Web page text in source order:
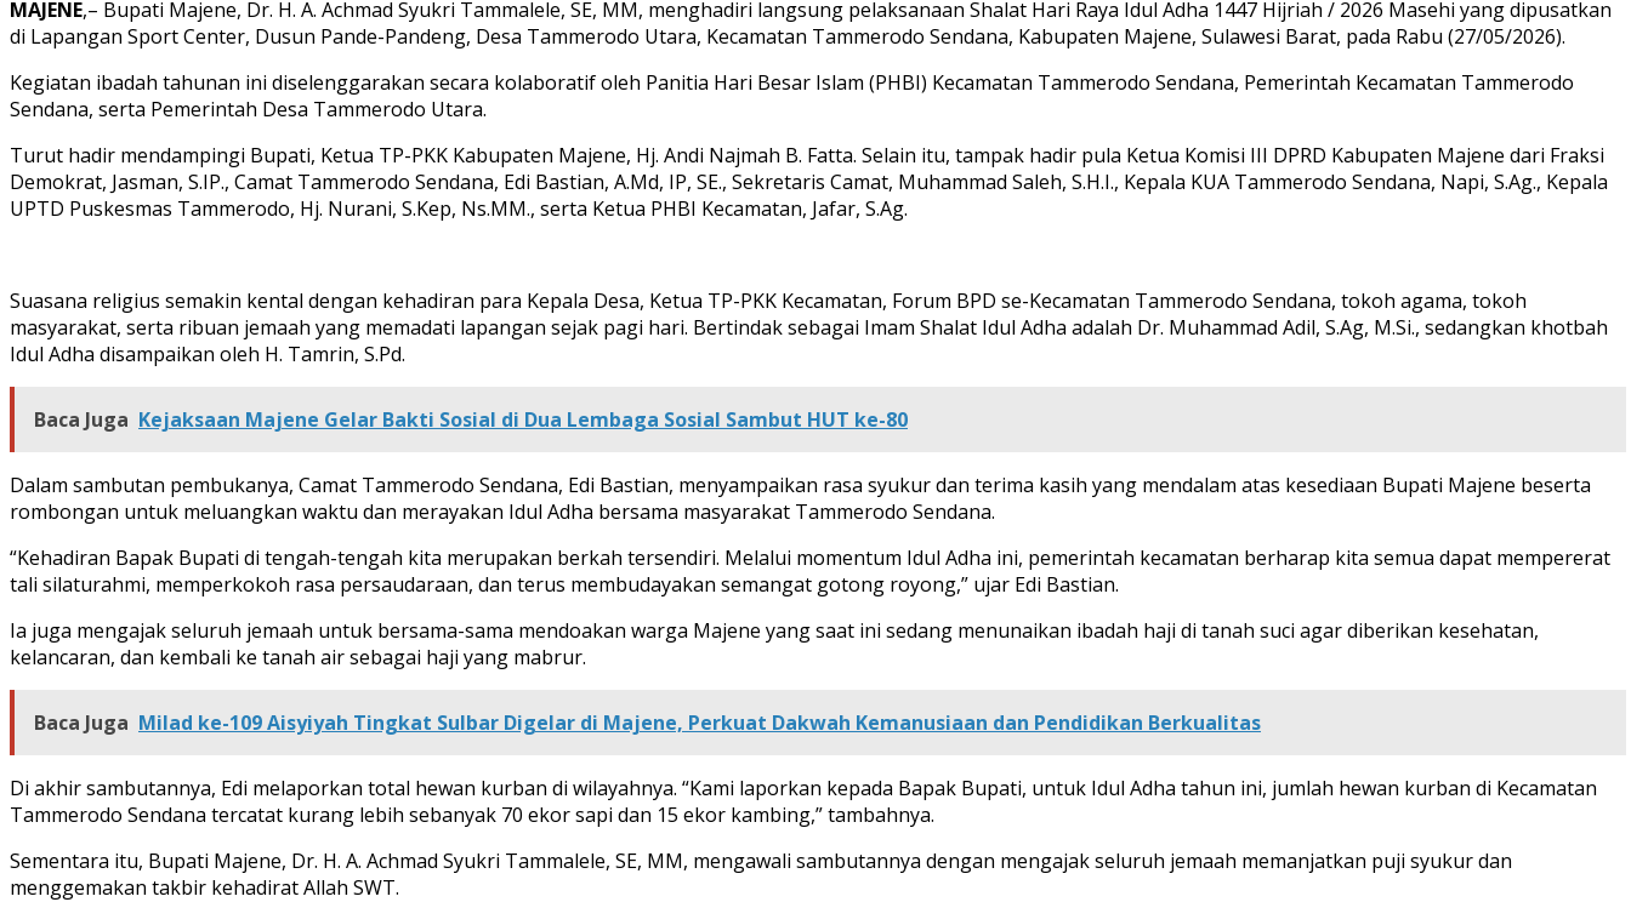
MAJENE,– Bupati Majene, Dr. H. A. Achmad Syukri Tammalele, SE, MM, menghadiri langsung pelaksanaan Shalat Hari Raya Idul Adha 1447 Hijriah / 2026 Masehi yang dipusatkan
di Lapangan Sport Center, Dusun Pande-Pandeng, Desa Tammerodo Utara, Kecamatan Tammerodo Sendana, Kabupaten Majene, Sulawesi Barat, pada Rabu (27/05/2026).
Kegiatan ibadah tahunan ini diselenggarakan secara kolaboratif oleh Panitia Hari Besar Islam (PHBI) Kecamatan Tammerodo Sendana, Pemerintah Kecamatan Tammerodo
Sendana, serta Pemerintah Desa Tammerodo Utara.
Turut hadir mendampingi Bupati, Ketua TP-PKK Kabupaten Majene, Hj. Andi Najmah B. Fatta. Selain itu, tampak hadir pula Ketua Komisi III DPRD Kabupaten Majene dari Fraksi
Demokrat, Jasman, S.IP., Camat Tammerodo Sendana, Edi Bastian, A.Md, IP, SE., Sekretaris Camat, Muhammad Saleh, S.H.I., Kepala KUA Tammerodo Sendana, Napi, S.Ag., Kepala
UPTD Puskesmas Tammerodo, Hj. Nurani, S.Kep, Ns.MM., serta Ketua PHBI Kecamatan, Jafar, S.Ag.
Suasana religius semakin kental dengan kehadiran para Kepala Desa, Ketua TP-PKK Kecamatan, Forum BPD se-Kecamatan Tammerodo Sendana, tokoh agama, tokoh
masyarakat, serta ribuan jemaah yang memadati lapangan sejak pagi hari. Bertindak sebagai Imam Shalat Idul Adha adalah Dr. Muhammad Adil, S.Ag, M.Si., sedangkan khotbah
Idul Adha disampaikan oleh H. Tamrin, S.Pd.
Baca Juga Kejaksaan Majene Gelar Bakti Sosial di Dua Lembaga Sosial Sambut HUT ke-80
Dalam sambutan pembukanya, Camat Tammerodo Sendana, Edi Bastian, menyampaikan rasa syukur dan terima kasih yang mendalam atas kesediaan Bupati Majene beserta
rombongan untuk meluangkan waktu dan merayakan Idul Adha bersama masyarakat Tammerodo Sendana.
“Kehadiran Bapak Bupati di tengah-tengah kita merupakan berkah tersendiri. Melalui momentum Idul Adha ini, pemerintah kecamatan berharap kita semua dapat mempererat
tali silaturahmi, memperkokoh rasa persaudaraan, dan terus membudayakan semangat gotong royong,” ujar Edi Bastian.
Ia juga mengajak seluruh jemaah untuk bersama-sama mendoakan warga Majene yang saat ini sedang menunaikan ibadah haji di tanah suci agar diberikan kesehatan,
kelancaran, dan kembali ke tanah air sebagai haji yang mabrur.
Baca Juga Milad ke-109 Aisyiyah Tingkat Sulbar Digelar di Majene, Perkuat Dakwah Kemanusiaan dan Pendidikan Berkualitas
Di akhir sambutannya, Edi melaporkan total hewan kurban di wilayahnya. “Kami laporkan kepada Bapak Bupati, untuk Idul Adha tahun ini, jumlah hewan kurban di Kecamatan
Tammerodo Sendana tercatat kurang lebih sebanyak 70 ekor sapi dan 15 ekor kambing,” tambahnya.
Sementara itu, Bupati Majene, Dr. H. A. Achmad Syukri Tammalele, SE, MM, mengawali sambutannya dengan mengajak seluruh jemaah memanjatkan puji syukur dan
menggemakan takbir kehadirat Allah SWT.